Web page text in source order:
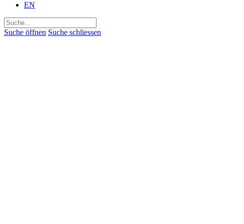
EN
Suchen
nach:
Suche öffnen Suche schliessen